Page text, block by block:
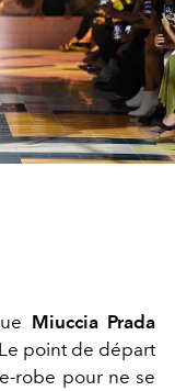
Miuccia Prada
point de départ
robe pour ne se